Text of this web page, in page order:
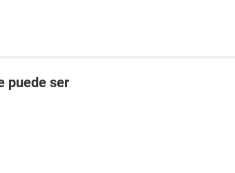
puede ser